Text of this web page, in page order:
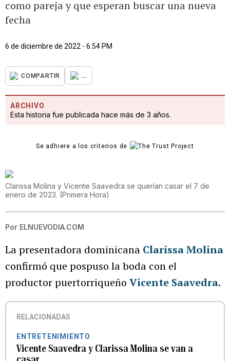
como pareja y que esperan buscar una nueva
fecha
6 de diciembre de 2022 - 6:54 PM
COMPARTIR ...
ARCHIVO
Esta historia fue publicada hace más de 3 años.
Se adhiere a los criterios de
Clarissa Molina y Vicente Saavedra se querían casar el 7 de
enero de 2023. (Primera Hora)
Por ELNUEVODIA.COM
La presentadora dominicana Clarissa Molina
confirmó que pospuso la boda con el
productor puertorriqueño Vicente Saavedra.
RELACIONADAS
ENTRETENIMIENTO
Vicente Saavedra y Clarissa Molina se van a